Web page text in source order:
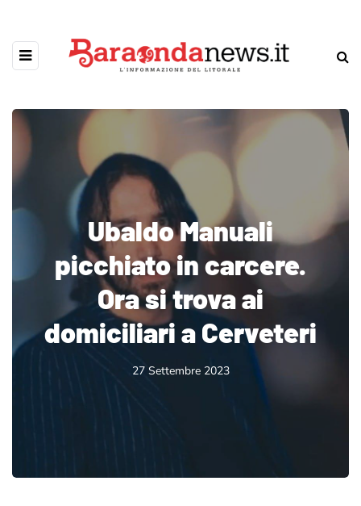
Ubaldo Manuali
picchiato in carcere.
Ora si trova ai
domiciliari a Cerveteri
27 Settembre 2023